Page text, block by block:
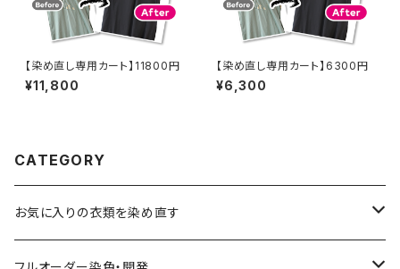
【染め直し専用カート】11800円
¥11,800
【染め直し専用カート】6300円
¥6,300
CATEGORY
お気に入りの衣類を染め直す
綿系 100%